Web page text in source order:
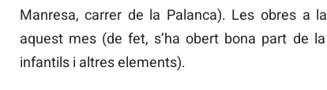
Manresa, carrer de la Palanca). Les obres a
aquest mes (de fet, s’ha obert bona part de
infantils i altres elements).